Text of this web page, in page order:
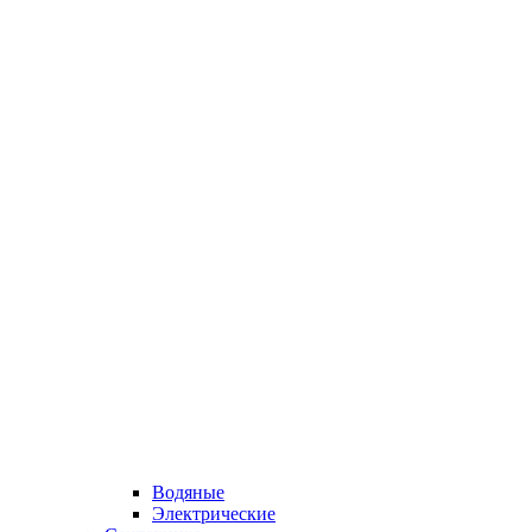
Водяные
Электрические